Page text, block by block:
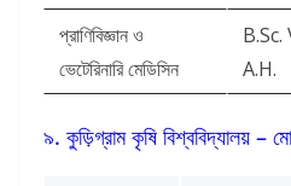
প্রাণিবিজ্ঞান ও
ভেটেরিনারি মেডিসিন
A.H.
৯. কুড়িগ্রাম কৃষি বিশ্ববিদ্যালয় –